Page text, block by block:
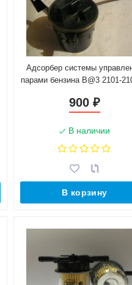
Адсорбер системы
парами бензина B@3 2101-
900 ₽
В наличии
В корзину